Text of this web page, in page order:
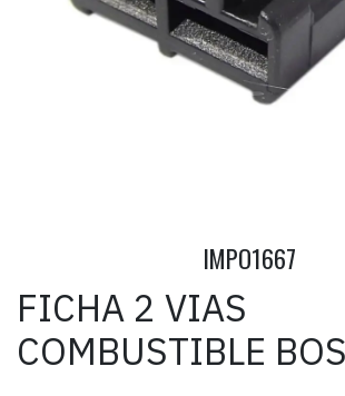
IMPO1667
FICHA 2 VIAS
COMBUSTIBLE